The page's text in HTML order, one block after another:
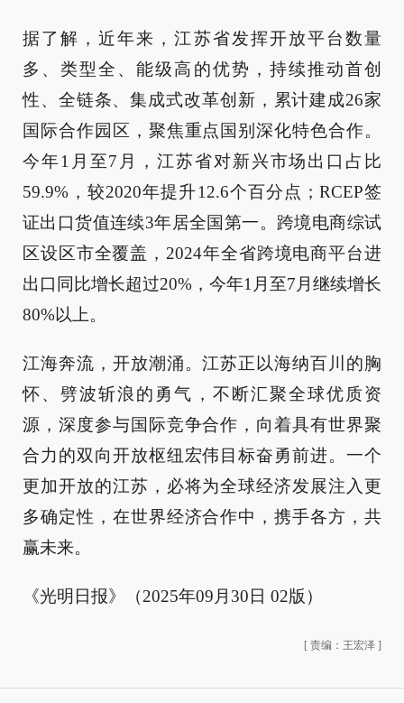
据了解，近年来，江苏省发挥开放平台数量
多、类型全、能级高的优势，持续推动首创
性、全链条、集成式改革创新，累计建成26家
国际合作园区，聚焦重点国别深化特色合作。
今年1月至7月，江苏省对新兴市场出口占比
59.9%，较2020年提升12.6个百分点；RCEP签
证出口货值连续3年居全国第一。跨境电商综试
区设区市全覆盖，2024年全省跨境电商平台进
出口同比增长超过20%，今年1月至7月继续增长
80%以上。
江海奔流，开放潮涌。江苏正以海纳百川的胸
怀、劈波斩浪的勇气，不断汇聚全球优质资
源，深度参与国际竞争合作，向着具有世界聚
合力的双向开放枢纽宏伟目标奋勇前进。一个
更加开放的江苏，必将为全球经济发展注入更
多确定性，在世界经济合作中，携手各方，共
赢未来。
《光明日报》（2025年09月30日 02版）
[ 责编：王宏泽 ]